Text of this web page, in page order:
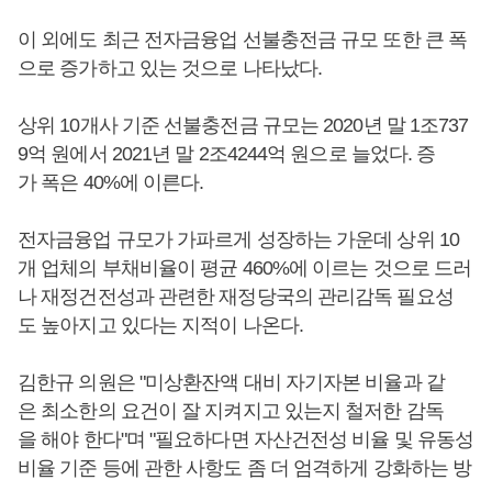
이 외에도 최근 전자금융업 선불충전금 규모 또한 큰 폭
으로 증가하고 있는 것으로 나타났다.
상위 10개사 기준 선불충전금 규모는 2020년 말 1조737
9억 원에서 2021년 말 2조4244억 원으로 늘었다. 증
가 폭은 40%에 이른다.
전자금융업 규모가 가파르게 성장하는 가운데 상위 10
개 업체의 부채비율이 평균 460%에 이르는 것으로 드러
나 재정건전성과 관련한 재정당국의 관리감독 필요성
도 높아지고 있다는 지적이 나온다.
김한규 의원은 "미상환잔액 대비 자기자본 비율과 같
은 최소한의 요건이 잘 지켜지고 있는지 철저한 감독
을 해야 한다"며 "필요하다면 자산건전성 비율 및 유동성
비율 기준 등에 관한 사항도 좀 더 엄격하게 강화하는 방